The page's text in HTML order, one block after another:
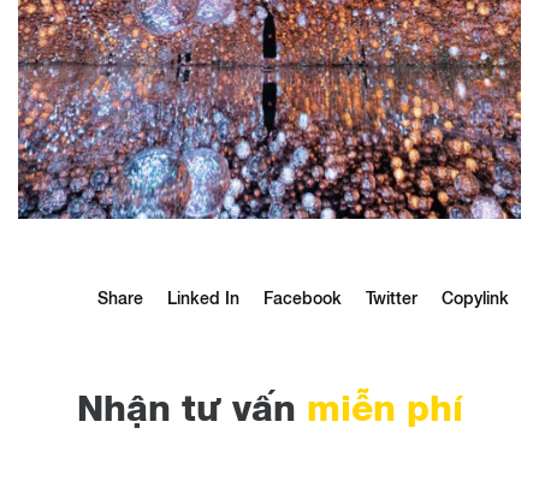
Share Linked In Facebook Twitter Copylink
Nhận tư vấn miễn phí